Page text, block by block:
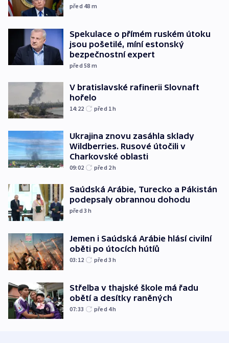
před 48 m
Spekulace o přímém ruském útoku
jsou pošetilé, míní estonský
bezpečnostní expert
před 58 m
V bratislavské rafinerii Slovnaft
hořelo
14:22 před 1h
Ukrajina znovu zasáhla sklady
Wildberries. Rusové útočili v
Charkovské oblasti
09:02 před 2h
Saúdská Arábie, Turecko a Pákistán
podepsaly obrannou dohodu
před 3h
Jemen i Saúdská Arábie hlásí civilní
oběti po útocích hútíů
03:12 před 3h
Střelba v thajské škole má řadu
obětí a desítky raněných
07:33 před 4h